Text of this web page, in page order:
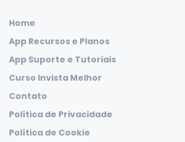
Home
App Recursos e Planos
App Suporte e Tutoriais
Curso Invista Melhor
Contato
Política de Privacidade
Política de Cookie